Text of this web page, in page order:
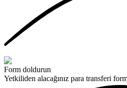
Form doldurun
Yetkiliden alacağınız para transferi